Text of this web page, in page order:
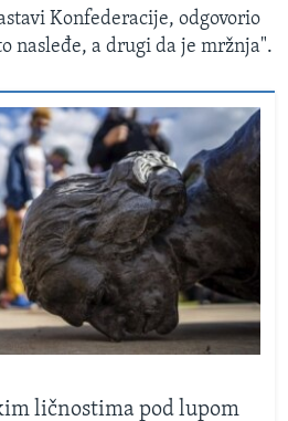
Konfederacije, odgovorio
nasleđe, a drugi da je mržnja".
ličnostima pod lupom